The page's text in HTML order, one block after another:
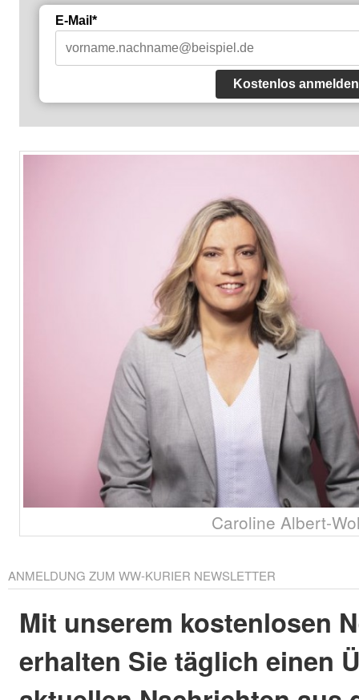
E-Mail*
Kostenlos anmelden
Caroline Albert-
ANMELDUNG ZUM WW-KURIER NEWSLETTER
Mit unserem kostenlosen
erhalten Sie täglich einen